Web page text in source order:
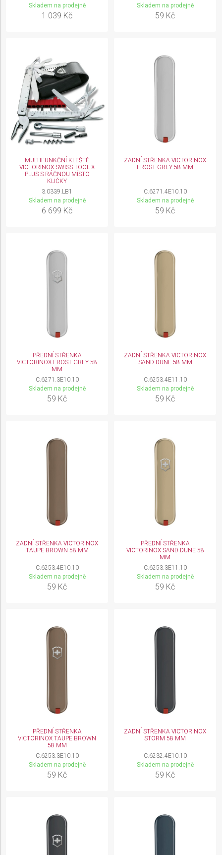
Skladem na prodejně
1 039 Kč
Skladem na prodejně
59 Kč
MULTIFUNKČNÍ KLEŠTĚ
VICTORINOX SWISS TOOL X
PLUS S RÁČNOU MÍSTO
KLIČKY
3.0339.LB1
Skladem na prodejně
6 699 Kč
ZADNÍ STŘENKA VICTORINOX
FROST GREY 58 MM
C.6271.4E10.10
Skladem na prodejně
59 Kč
PŘEDNÍ STŘENKA
VICTORINOX FROST GREY 58
MM
C.6271.3E10.10
Skladem na prodejně
59 Kč
ZADNÍ STŘENKA VICTORINOX
SAND DUNE 58 MM
C.6253.4E11.10
Skladem na prodejně
59 Kč
ZADNÍ STŘENKA VICTORINOX
TAUPE BROWN 58 MM
C.6253.4E10.10
Skladem na prodejně
59 Kč
PŘEDNÍ STŘENKA
VICTORINOX SAND DUNE 58
MM
C.6253.3E11.10
Skladem na prodejně
59 Kč
PŘEDNÍ STŘENKA
VICTORINOX TAUPE BROWN
58 MM
C.6253.3E10.10
Skladem na prodejně
59 Kč
ZADNÍ STŘENKA VICTORINOX
STORM 58 MM
C.6232.4E10.10
Skladem na prodejně
59 Kč